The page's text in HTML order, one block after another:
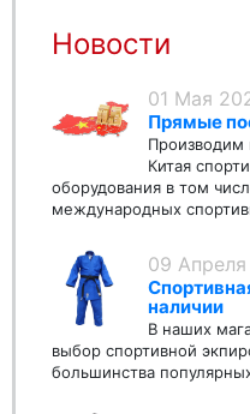
Новости
01 Мая
Прямые
Производим
Китая
оборудования в том
международных
09
наличии
В наших
выбор спортивной
большинства